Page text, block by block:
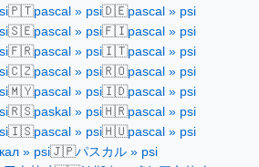
🇵🇹pascal » psi🇩🇪pascal » psi
🇸🇪pascal » psi🇫🇮pascal » psi
🇫🇷pascal » psi🇮🇹pascal » psi
🇨🇿pascal » psi🇷🇴pascal » psi
🇲🇾pascal » psi🇮🇩pascal » psi
🇷🇸paskal » psi🇭🇷pascal » psi
🇮🇸pascal » psi🇭🇺pascal » psi
» psi🇯🇵パスカル » psi